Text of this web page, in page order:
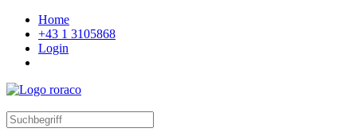
Home
+43 1 3105868
Login